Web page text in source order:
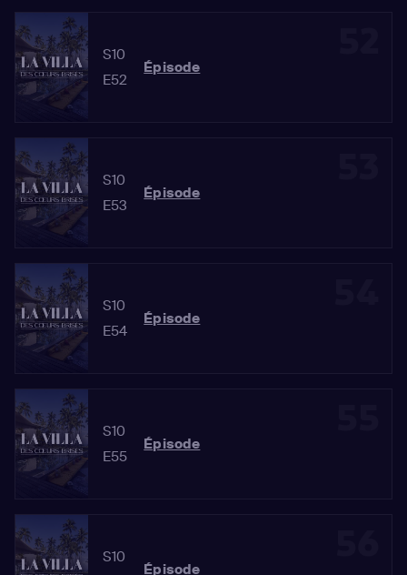
S10
E52
Épisode
S10
E53
Épisode
S10
E54
Épisode
S10
E55
Épisode
S10
Épisode